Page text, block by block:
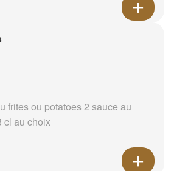
frites ou potatoes 2 sauce au
cl au choix